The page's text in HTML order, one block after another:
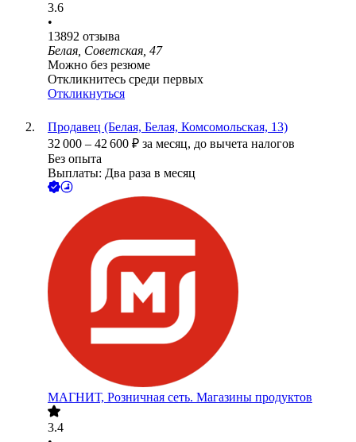
3.6
•
13892 отзыва
Белая, Советская, 47
Можно без резюме
Откликнитесь среди первых
Откликнуться
Продавец (Белая, Белая, Комсомольская, 13)
32 000 – 42 600 ₽ за месяц, до вычета налогов
Без опыта
Выплаты: Два раза в месяц
МАГНИТ, Розничная сеть. Магазины продуктов
3.4